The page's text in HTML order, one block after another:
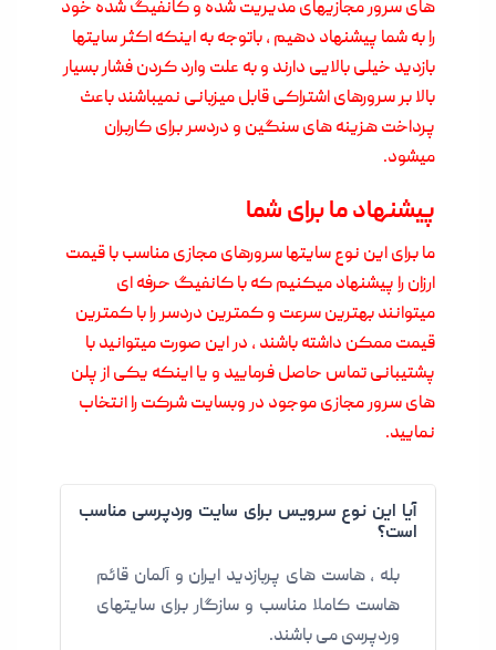
های سرور مجازیهای مدیریت شده و کانفیگ شده خود
را به شما پیشنهاد دهیم , باتوجه به اینکه اکثر سایتها
بازدید خیلی بالایی دارند و به علت وارد کردن فشار بسیار
بالا بر سرورهای اشتراکی قابل میزبانی نمیباشند باعث
پرداخت هزینه های سنگین و دردسر برای کاربران
میشود.
پیشنهاد ما برای شما
ما برای این نوع سایتها سرورهای مجازی مناسب با قیمت
ارزان را پیشنهاد میکنیم که با کانفیگ حرفه ای
میتوانند بهترین سرعت و کمترین دردسر را با کمترین
قیمت ممکن داشته باشند , در این صورت میتوانید با
پشتیبانی تماس حاصل فرمایید و یا اینکه یکی از پلن
های سرور مجازی موجود در وبسایت شرکت را انتخاب
نمایید.
آیا این نوع سرویس برای سایت وردپرسی مناسب
است؟
بله ، هاست های پربازدید ایران و آلمان قائم
هاست کاملا مناسب و سازگار برای سایتهای
وردپرسی می باشند.